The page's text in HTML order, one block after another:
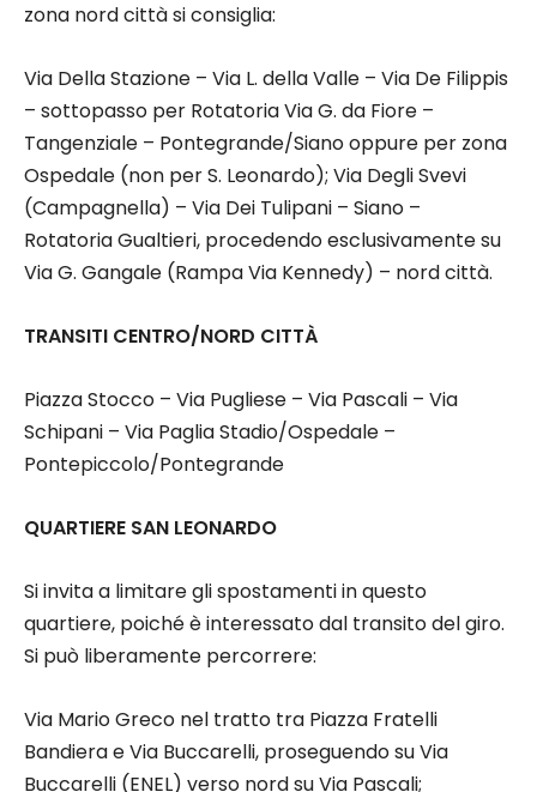
zona nord città si consiglia:
Via Della Stazione – Via L. della Valle – Via De Filippis
– sottopasso per Rotatoria Via G. da Fiore –
Tangenziale – Pontegrande/Siano oppure per zona
Ospedale (non per S. Leonardo); Via Degli Svevi
(Campagnella) – Via Dei Tulipani – Siano –
Rotatoria Gualtieri, procedendo esclusivamente su
Via G. Gangale (Rampa Via Kennedy) – nord città.
TRANSITI CENTRO/NORD CITTÀ
Piazza Stocco – Via Pugliese – Via Pascali – Via
Schipani – Via Paglia Stadio/Ospedale –
Pontepiccolo/Pontegrande
QUARTIERE SAN LEONARDO
Si invita a limitare gli spostamenti in questo
quartiere, poiché è interessato dal transito del giro.
Si può liberamente percorrere:
Via Mario Greco nel tratto tra Piazza Fratelli
Bandiera e Via Buccarelli, proseguendo su Via
Buccarelli (ENEL) verso nord su Via Pascali;